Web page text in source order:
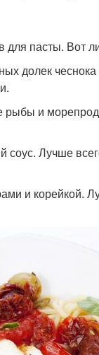
для пасты. Вот
долек
и
Лучше
и корейкой.